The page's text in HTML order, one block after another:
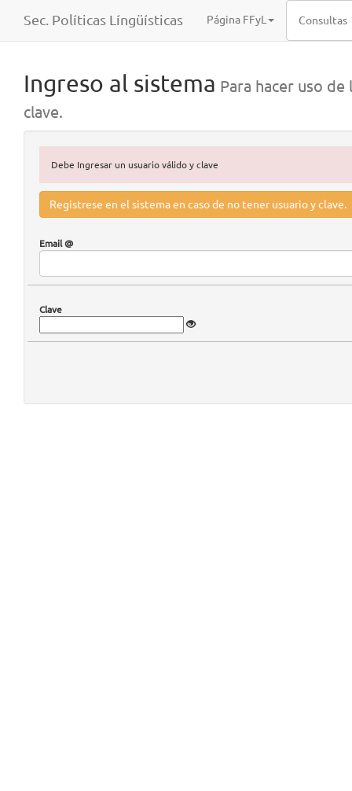
Sec. Políticas Língüísticas Página FFyL Consultas
Ingreso al sistema Para hacer uso
clave.
Debe Ingresar un usuario válido y clave
Registrese en el sistema en caso de no tener usuario y clave.
Email @
Clave